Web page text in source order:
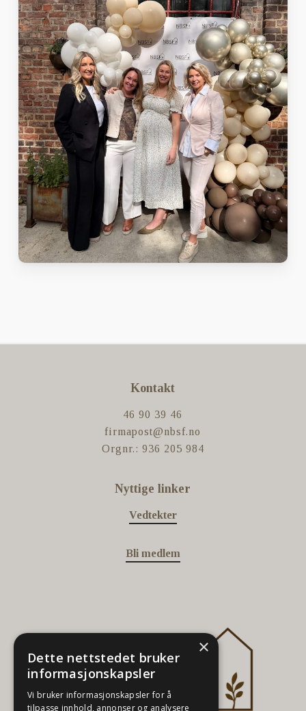
Kontakt
46 90 39 46
firmapost@nbsf.no
Orgnr.: 936 205 984
Nyttige linker
Vedtekter
Bli medlem
×
Dette nettstedet bruker
informasjonskapsler
Vi bruker informasjonskapsler for å
tilpasse innhold, annonser og analysere